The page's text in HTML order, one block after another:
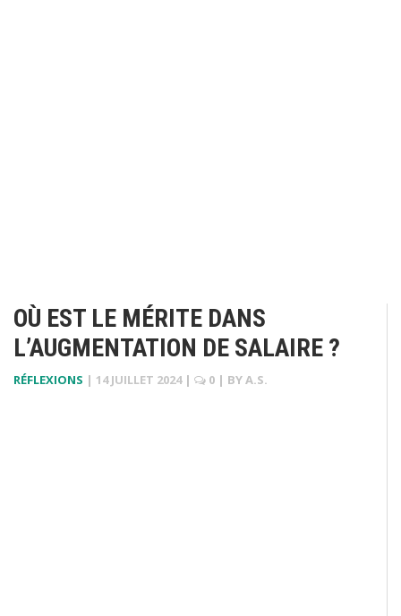
OÙ EST LE MÉRITE DANS
L’AUGMENTATION DE SALAIRE ?
RÉFLEXIONS | 14 JUILLET 2024 | 0 | BYA.S.